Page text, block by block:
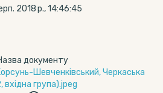
2018 р., 14:46:45
документу
Шевченківський, Черкаська
вхідна група).jpeg